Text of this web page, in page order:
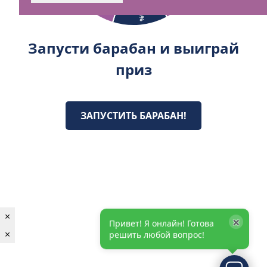
Запусти барабан и выиграй
приз
ЗАПУСТИТЬ БАРАБАН!
×
×
Привет! Я онлайн! Готова
решить любой вопрос!
×